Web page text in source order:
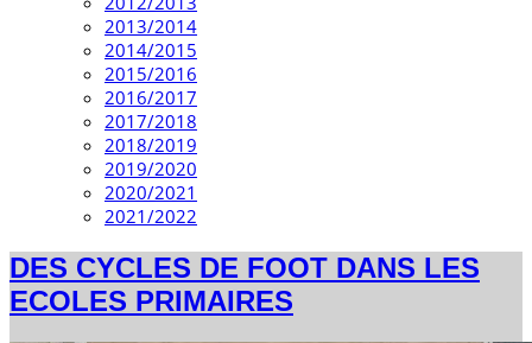
2013/2014
2014/2015
2015/2016
2016/2017
2017/2018
2018/2019
2019/2020
2020/2021
2021/2022
DES CYCLES DE FOOT DANS LES
ECOLES PRIMAIRES